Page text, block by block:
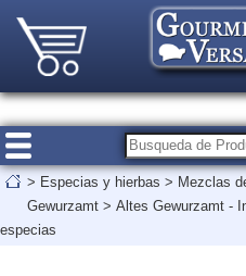
> Especias y hierbas > Mezclas
Gewurzamt > Altes Gewurzamt -
especias